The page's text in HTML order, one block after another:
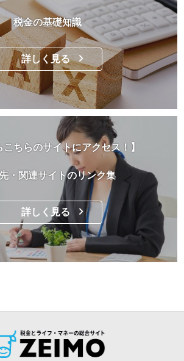
税金の基礎知識
詳しく見る
こちらのサイトにアクセス！】
・関連サイトのリンク集
詳しく見る